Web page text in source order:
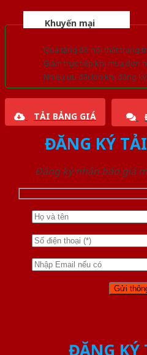
Khuyến mại
Quà tặng đồ nội thất trang
Giảm trực tiếp khi mua đơn
Nhiều ưu đãi lớn khi đăng
TẢI BẢNG GIÁ
ĐĂNG KÝ
Đăng ký nhận báo giá
ĐĂNG KÝ